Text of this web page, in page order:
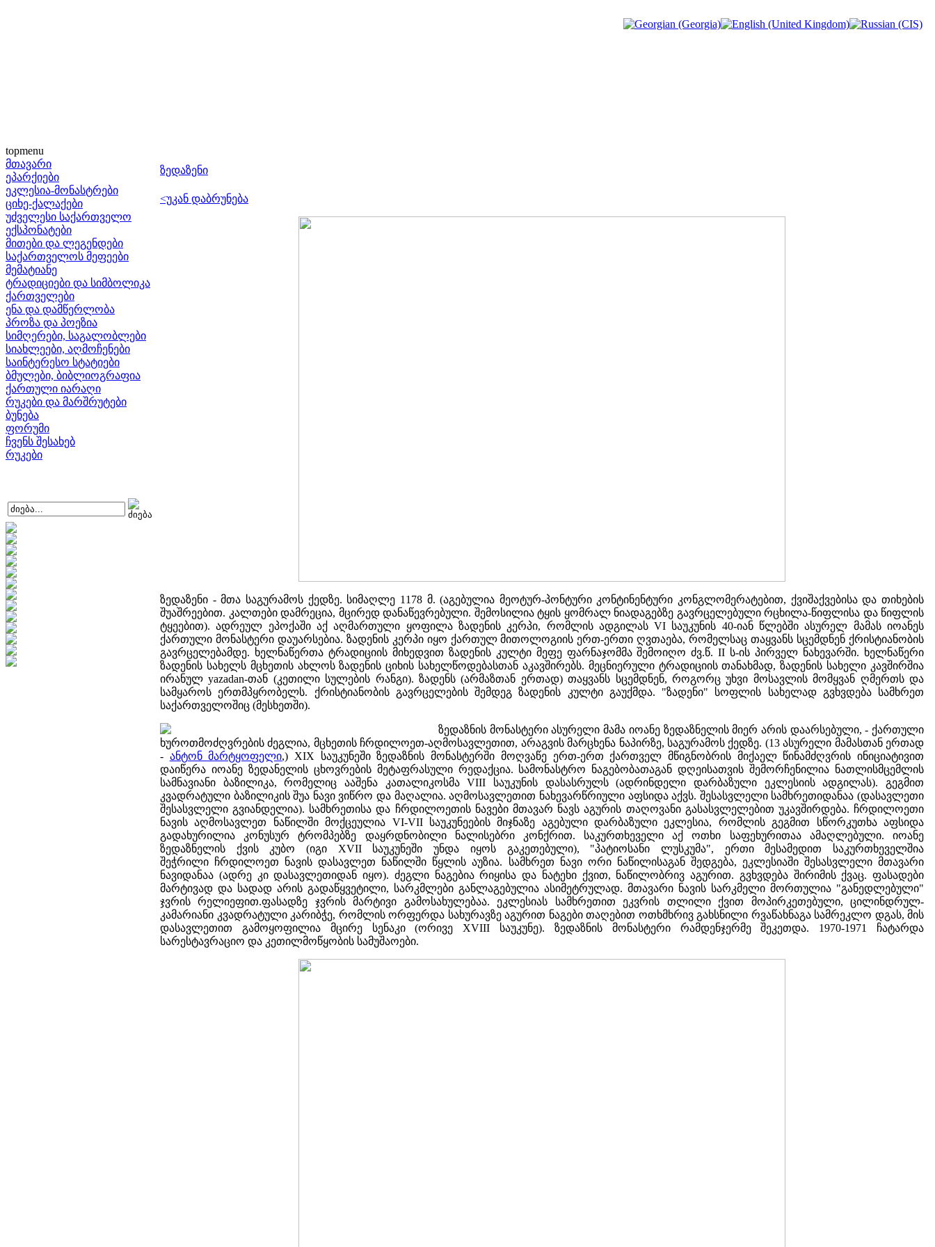
topmenu
მთავარი
ეპარქიები
ეკლესია-მონასტრები
ციხე-ქალაქები
უძველესი საქართველო
ექსპონატები
მითები და ლეგენდები
საქართველოს მეფეები
მემატიანე
ტრადიციები და სიმბოლიკა
ქართველები
ენა და დამწერლობა
პროზა და პოეზია
სიმღერები, საგალობლები
სიახლეები, აღმოჩენები
საინტერესო სტატიები
ბმულები, ბიბლიოგრაფია
ქართული იარაღი
რუკები და მარშრუტები
ბუნება
ფორუმი
ჩვენს შესახებ
რუკები
ზედაზენი
<უკან დაბრუნება
ზედაზენი - მთა საგურამოს ქედზე. სიმაღლე 1178 მ. (აგებულია მეოტურ-პონტური კონტინენტური კონგლომერატებით, ქვიშაქვებისა და თიხების
შუაშრეებით. კალთები დამრეცია, მცირედ დანაწევრებული. შემოსილია ტყის ყომრალ ნიადაგებზე გავრცელებული რცხილა-წიფლისა და წიფლის
ტყეებით). ადრეულ ეპოქაში აქ აღმართული ყოფილა ზადენის კერპი, რომლის ადგილას VI საუკუნის 40-იან წლებში ასურელ მამას იოანეს
ქართული მონასტერი დაუარსებია. ზადენის კერპი იყო ქართულ მითოლოგიის ერთ-ერთი ღვთაება, რომელსაც თაყვანს სცემდნენ ქრისტიანობის
გავრცელებამდე. ხელნაწერთა ტრადიციის მიხედვით ზადენის კულტი მეფე ფარნაჯომმა შემოიღო ძვ.წ. II ს-ის პირველ ნახევარში. ხელნაწერი
ზადენის სახელს მცხეთის ახლოს ზადენის ციხის სახელწოდებასთან აკავშირებს. მეცნიერული ტრადიციის თანახმად, ზადენის სახელი კავშირშია
ირანულ yazadan-თან (კეთილი სულების რანგი). ზადენს (არმაზთან ერთად) თაყვანს სცემდნენ, როგორც უხვი მოსავლის მომყვან ღმერთს და
სამყაროს ერთმპყრობელს. ქრისტიანობის გავრცელების შემდეგ ზადენის კულტი გაუქმდა. "ზადენი" სოფლის სახელად გვხვდება სამხრეთ
საქართველოშიც (მესხეთში).
ზედაზნის მონასტერი ასურელი მამა იოანე ზედაზნელის მიერ არის დაარსებული, - ქართული
ხუროთმოძღვრების ძეგლია, მცხეთის ჩრდილოეთ-აღმოსავლეთით, არაგვის მარცხენა ნაპირზე, საგურამოს ქედზე. (13 ასურელი მამასთან ერთად
- ანტონ მარტყოფელი,) XIX საუკუნეში ზედაზნის მონასტერში მოღვაწე ერთ-ერთ ქართველ მწიგნობრის მიქაელ წინამძღვრის ინიციატივით
დაიწერა იოანე ზედანელის ცხოვრების მეტაფრასული რედაქცია. სამონასტრო ნაგებობათაგან დღეისათვის შემორჩენილია ნათლისმცემლის
სამნავიანი ბაზილიკა, რომელიც ააშენა კათალიკოსმა VIII საუკუნის დასასრულს (ადრინდელი დარბაზული ეკლესიის ადგილას). გეგმით
კვადრატული ბაზილიკის შუა ნავი ვიწრო და მაღალია. აღმოსავლეთით ნახევარწრიული აფსიდა აქვს. შესასვლელი სამხრეთიდანაა (დასავლეთი
შესასვლელი გვიანდელია). სამხრეთისა და ჩრდილოეთის ნავები მთავარ ნავს აგურის თაღოვანი გასასვლელებით უკავშირდება. ჩრდილოეთი
ნავის აღმოსავლეთ ნაწილში მოქცეულია VI-VII საუკუნეების მიჯნაზე აგებული დარბაზული ეკლესია, რომლის გეგმით სწორკუთხა აფსიდა
გადახურილია კონუსურ ტრომპებზე დაყრდნობილი ნალისებრი კონქრით. საკურთხეველი აქ ოთხი საფეხურითაა ამაღლებული. იოანე
ზედაზნელის ქვის კუბო (იგი XVII საუკუნეში უნდა იყოს გაკეთებული), "პატიოსანი ლუსკუმა", ერთი მესამედით საკურთხეველშია
შეჭრილი ჩრდილოეთ ნავის დასავლეთ ნაწილში წყლის აუზია. სამხრეთ ნავი ორი ნაწილისაგან შედგება, ეკლესიაში შესასვლელი მთავარი
ნავიდანაა (ადრე კი დასავლეთიდან იყო). ძეგლი ნაგებია რიყისა და ნატეხი ქვით, ნაწილობრივ აგურით. გვხვდება შირიმის ქვაც. ფასადები
მარტივად და სადად არის გადაწყვეტილი, სარკმლები განლაგებულია ასიმეტრულად. მთავარი ნავის სარკმელი მორთულია "განედლებული"
ჯვრის რელიეფით.ფასადზე ჯვრის მარტივი გამოსახულებაა. ეკლესიას სამხრეთით ეკვრის თლილი ქვით მოპირკეთებული, ცილინდრულ-
კამარიანი კვადრატული კარიბჭე, რომლის ორფერდა სახურავზე აგურით ნაგები თაღებით ოთხმხრივ გახსნილი რვაწახნაგა სამრეკლო დგას, მის
დასავლეთით გამოყოფილია მცირე სენაკი (ორივე XVIII საუკუნე). ზედაზნის მონასტერი რამდენჯერმე შეკეთდა. 1970-1971 ჩატარდა
სარესტავრაციო და კეთილმოწყობის სამუშაოები.